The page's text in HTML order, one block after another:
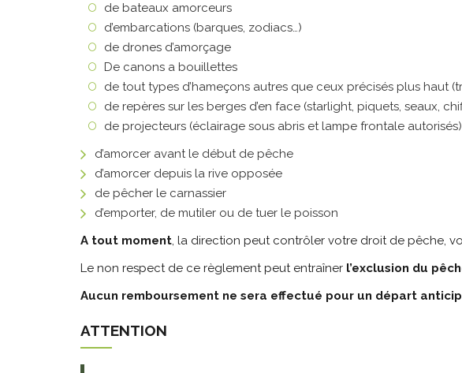
de bateaux amorceurs
d’embarcations (barques, zodiacs…)
de drones d’amorçage
De canons a bouillettes
de tout types d’hameçons autres que ceux précisés plus haut
de repères sur les berges d’en face (starlight, piquets, seaux,
de projecteurs (éclairage sous abris et lampe frontale autorisés)
d’amorcer avant le début de pêche
d’amorcer depuis la rive opposée
de pêcher le carnassier
d’emporter, de mutiler ou de tuer le poisson
A tout moment, la direction peut contrôler votre droit de pêche,
Le non respect de ce règlement peut entraîner l’exclusion du
Aucun remboursement ne sera effectué pour un départ
ATTENTION